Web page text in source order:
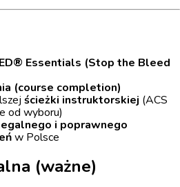
Essentials (Stop the Bleed
(course completion)
ścieżki instruktorskiej (ACS
od wyboru)
i poprawnego
w Polsce
(ważne)